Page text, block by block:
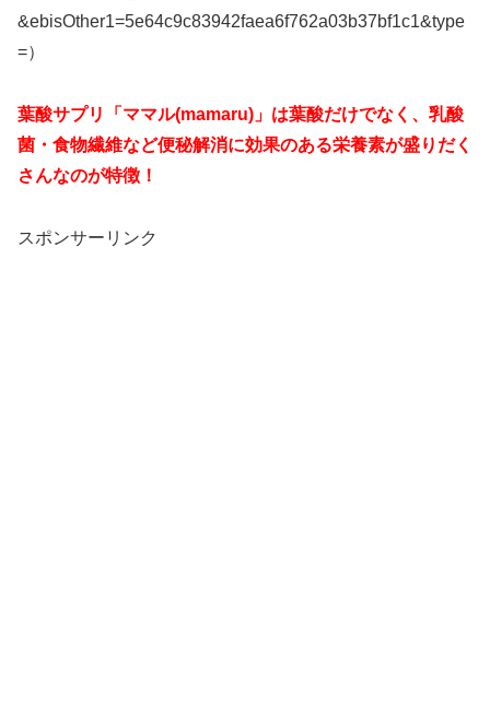
&ebisOther1=5e64c9c83942faea6f762a03b37bf1c1&type
=）
葉酸サプリ「ママル(mamaru)」は葉酸だけでなく、 乳酸
菌・食物繊維など便秘解消に効果のある栄養素が盛りだく
さんなのが特徴！
スポンサーリンク